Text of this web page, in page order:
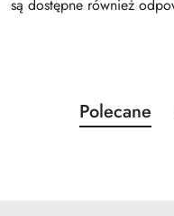
są dostępne również
Pomiń karuzelę
Produkty
o
Polecane